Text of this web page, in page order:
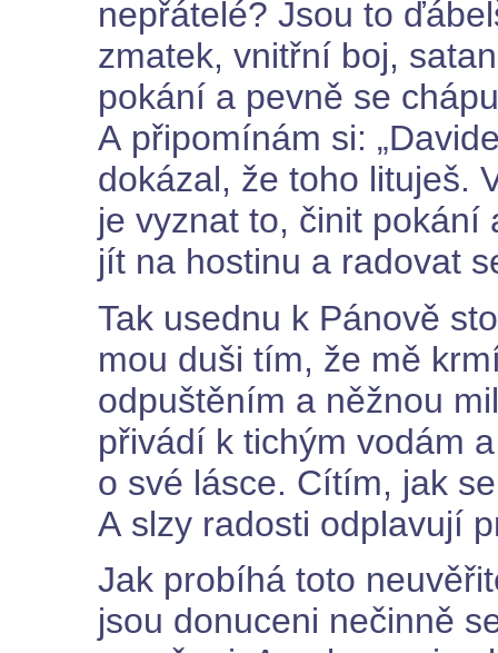
nepřátelé? Jsou to
zmatek, vnitřní boj,
pokání a pevně se
A připomínám si:
dokázal, že toho lituješ.
je vyznat to, činit pokání
jít na hostinu a radovat
Tak usednu k Pánově
mou duši tím, že mě
odpuštěním a něžnou
přivádí k tichým vodám
o své lásce. Cítím, jak
A slzy radosti odplavují
Jak probíhá toto
jsou donuceni nečinně